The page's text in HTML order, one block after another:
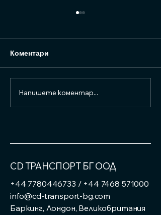
Актуализация на
транспортните тарифи
Коментари
Напишете коментар...
CD ТРАНСПОРТ БГ ООД
+44 7780446733 / +44 7468 571000
info@cd-transport-bg.com
Баркинг, Лондон, Великобритания